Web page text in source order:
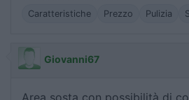
Caratteristiche Prezzo Pulizia
Giovanni67
Area sosta con possibilità di